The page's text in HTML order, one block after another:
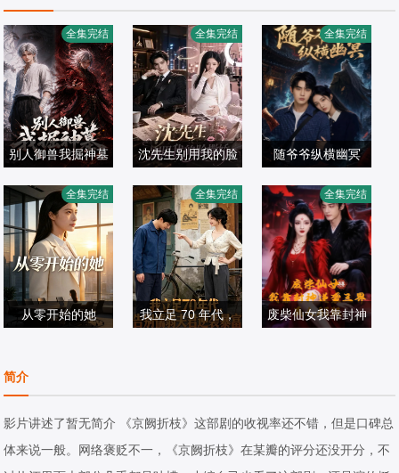
别人御兽我掘神墓
短剧
2026/中国大陆
全集完结
沈先生别用我的脸
短剧
2026/中国大陆
全集完结
随爷爷纵横幽冥
短剧
2026/中国大陆
全集完结
从零开始的她
短剧
2026/中国大陆
全集完结
我立足 70 年代，
2026/中国大陆
全集完结
废柴仙女我靠封神
2026/中国大陆
全集完结
简介
影片讲述了暂无简介 《京阙折枝》这部剧的收视率还不错，但是口碑总
体来说一般。网络褒贬不一，《京阙折枝》在某瓣的评分还没开分，不